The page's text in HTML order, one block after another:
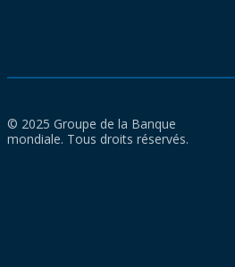
© 2025 Groupe de la Banque
mondiale. Tous droits réservés.